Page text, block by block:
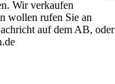
Wir verkaufen
wollen rufen Sie an
auf dem AB, oder